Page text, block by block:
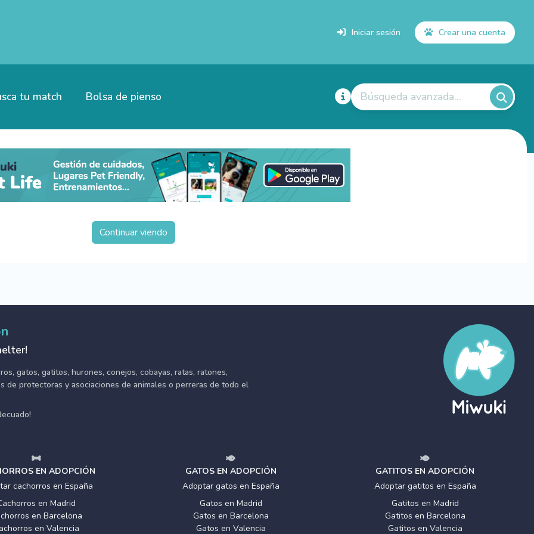
Iniciar sesión Crear una cuenta
tu match Bolsa de pienso Búsqueda avanzada...
Continuar viendo
gatos, gatitos, hurones, conejos, cobayas, ratas, ratones,
de protectoras y asociaciones de animales o perreras de todo el
EN ADOPCIÓN
cachorros en España
en Madrid
en Barcelona
en Valencia
GATOS EN ADOPCIÓN
Adoptar gatos en España
Gatos en Madrid
Gatos en Barcelona
Gatos en Valencia
GATITOS EN ADOPCIÓN
Adoptar gatitos en España
Gatitos en Madrid
Gatitos en Barcelona
Gatitos en Valencia